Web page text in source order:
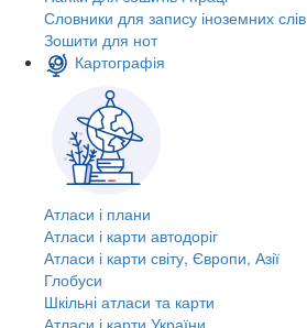
Словники для запису іноземних слів
Зошити для нот
Картографія
Атласи і плани
Атласи і карти автодоріг
Атласи і карти світу, Європи, Азії
Глобуси
Шкільні атласи та карти
Атласи і карти України